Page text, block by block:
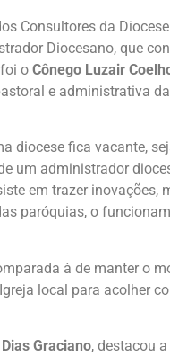
Consultores da
Diocesano, que
o Cônego Luzair
e administrativa
diocese fica vacante,
um administrador
em trazer inovações,
paróquias, o
à de manter o
local para acolher
Graciano, destacou